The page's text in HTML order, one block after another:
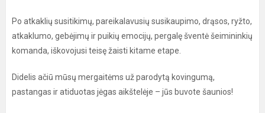
Po atkaklių susitikimų, pareikalavusių susikaupimo, drąsos, ryžto,
atkaklumo, gebėjimų ir puikių emocijų, pergalę šventė šeimininkių
komanda, iškovojusi teisę žaisti kitame etape.
Didelis ačiū mūsų mergaitėms už parodytą kovingumą,
pastangas ir atiduotas jėgas aikštelėje – jūs buvote šaunios!